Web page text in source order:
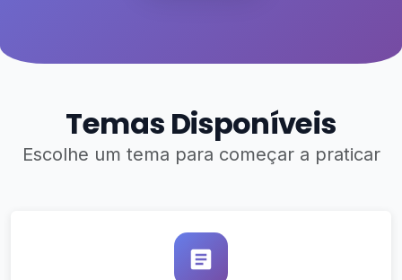
Temas Disponíveis
Escolhe um tema para começar a praticar